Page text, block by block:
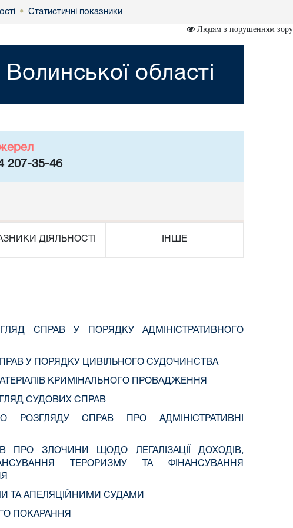
• Статистичні показники
Людям з порушенням зору
області
207-35-46
ДІЯЛЬНОСТІ ІНШЕ
СПРАВ У ПОРЯДКУ АДМІНІСТРАТИВНОГО
У ПОРЯДКУ ЦИВІЛЬНОГО СУДОЧИНСТВА
КРИМІНАЛЬНОГО ПРОВАДЖЕННЯ
СУДОВИХ СПРАВ
СПРАВ ПРО АДМІНІСТРАТИВНІ
ПРО ЗЛОЧИНИ ЩОДО ЛЕГАЛІЗАЦІЇ ДОХОДІВ,
ТЕРОРИЗМУ ТА ФІНАНСУВАННЯ
ТА АПЕЛЯЦІЙНИМИ СУДАМИ
ПОКАРАННЯ